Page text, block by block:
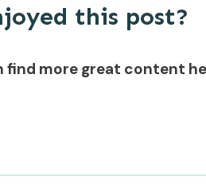
this post?
find more great content